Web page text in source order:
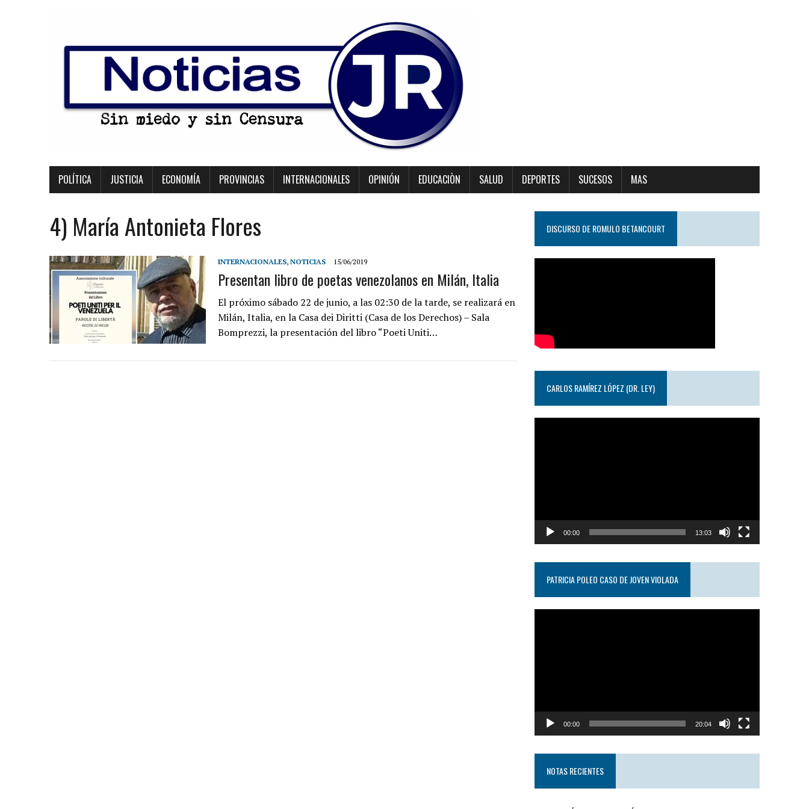
POLÍTICA JUSTICIA ECONOMÍA PROVINCIAS INTERNACIONALES OPINIÓN EDUCACIÒN SALUD DEPORTES SUCESOS MAS
4) María Antonieta Flores
INTERNACIONALES, NOTICIAS 15/06/2019
Presentan libro de poetas venezolanos en Milán, Italia
El próximo sábado 22 de junio, a las 02:30 de la tarde, se realizará en
Milán, Italia, en la Casa dei Diritti (Casa de los Derechos) – Sala
Bomprezzi, la presentación del libro “Poeti Uniti…
DISCURSO DE ROMULO BETANCOURT
CARLOS RAMÍREZ LÓPEZ (DR. LEY)
00:00 13:03
PATRICIA POLEO CASO DE JOVEN VIOLADA
00:00 20:04
NOTAS RECIENTES